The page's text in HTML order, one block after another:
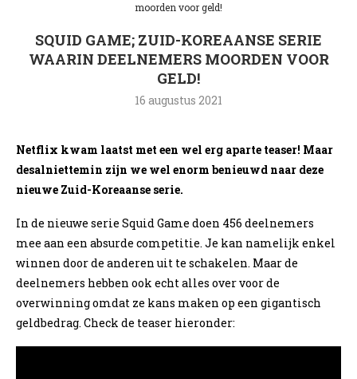
moorden voor geld!
SQUID GAME; ZUID-KOREAANSE SERIE
WAARIN DEELNEMERS MOORDEN VOOR
GELD!
16 augustus 2021
Netflix kwam laatst met een wel erg aparte teaser! Maar
desalniettemin zijn we wel enorm benieuwd naar deze
nieuwe Zuid-Koreaanse serie.
In de nieuwe serie Squid Game doen 456 deelnemers
mee aan een absurde competitie. Je kan namelijk enkel
winnen door de anderen uit te schakelen. Maar de
deelnemers hebben ook echt alles over voor de
overwinning omdat ze kans maken op een gigantisch
geldbedrag. Check de teaser hieronder: